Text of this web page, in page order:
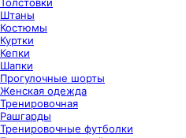
Штаны
Костюмы
Куртки
Кепки
Шапки
Прогулочные шорты
Женская одежда
Тренировочная
Рашгарды
Тренировочные футболки